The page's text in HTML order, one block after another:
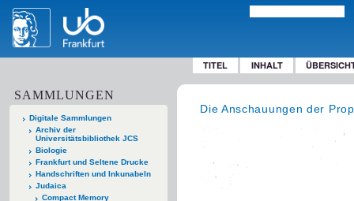
TITEL INHALT
SAMMLUNGEN
Digitale Sammlungen
Archiv der
Universitätsbibliothek JCS
Biologie
Frankfurt und Seltene Drucke
Handschriften und Inkunabeln
Judaica
Compact Memory
Die Anschauungen der